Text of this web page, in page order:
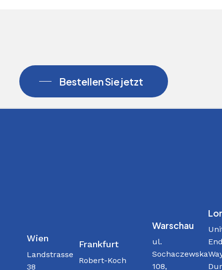
Bestellen Sie jetzt
Wien
Landstrasse
38
Frankfurt
Robert-Koch
Warschau
ul.
Sochaczewska
108,